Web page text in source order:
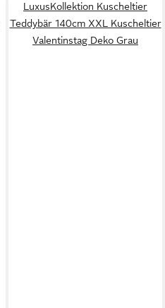
LuxusKollektion Kuscheltier
Teddybär 140cm XXL Kuscheltier
Valentinstag Deko Grau